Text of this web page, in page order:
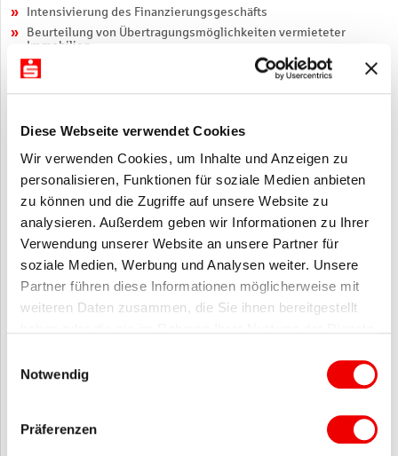
Diese Webseite verwendet Cookies
Wir verwenden Cookies, um Inhalte und Anzeigen zu
personalisieren, Funktionen für soziale Medien anbieten
zu können und die Zugriffe auf unsere Website zu
analysieren. Außerdem geben wir Informationen zu Ihrer
Verwendung unserer Website an unsere Partner für
soziale Medien, Werbung und Analysen weiter. Unsere
Partner führen diese Informationen möglicherweise mit
weiteren Daten zusammen, die Sie ihnen bereitgestellt
Notwendig
Präferenzen
Intensivierung des Finanzierungsgeschäfts
Beurteilung von Übertragungsmöglichkeiten vermieteter
Immobilien
Besonderheiten der Betriebsimmobilie in der Bratungspraxis
Vermögens- und Unternehmensnachfolge
Steuerliche Besonderheiten
Entgeltliche Unternehmensnachfolge
Unentgeltliche Unternehmensnachfolge
Gestaltungen zur Steuerreduzierung
Das Unternehmertestament
Nachfolgeklauseln und Gesellschaftsrecht
Intensivierung des Versicherungsgeschäfts
Besonderheiten in der Absicherung der Lebensrisiken von GGF
(Gesellschafter-Geschäftsführer/-innen)
Versorgung der GGF